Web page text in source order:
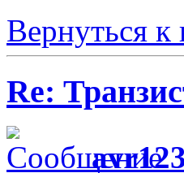
Вернуться к
Re: